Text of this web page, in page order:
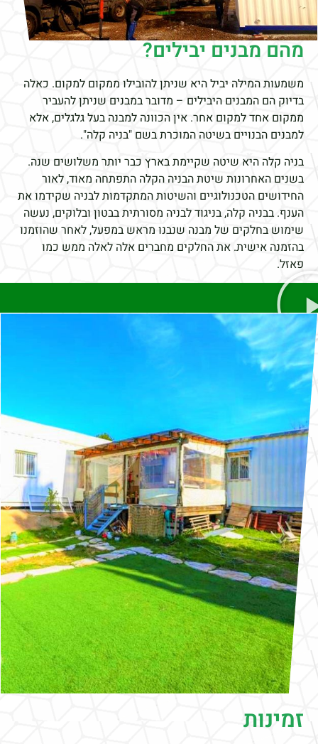
מהם מבנים יבילים?
משמעות המילה יביל היא שניתן להובילו ממקום למקום. כאלה
בדיוק הם המבנים היבילים – מדובר במבנים שניתן להעביר
ממקום אחד למקום אחר. אין הכוונה למבנה בעל גלגלים, אלא
למבנים הבנויים בשיטה המוכרת בשם "בניה קלה".
בניה קלה היא שיטה שקיימת בארץ כבר יותר משלושים שנה.
בשנים האחרונות שיטת הבניה הקלה התפתחה מאוד, לאור
החידושים הטכנולוגיים והשיטות המתקדמות לבניה שקידמו את
הענף. בבניה קלה, בניגוד לבניה מסורתית בבטון ובלוקים, נעשה
שימוש בחלקים של מבנה שנבנו מראש במפעל, לאחר שהוזמנו
בהזמנה אישית. את החלקים מחברים אלה לאלה ממש כמו
פאזל.
זמינות